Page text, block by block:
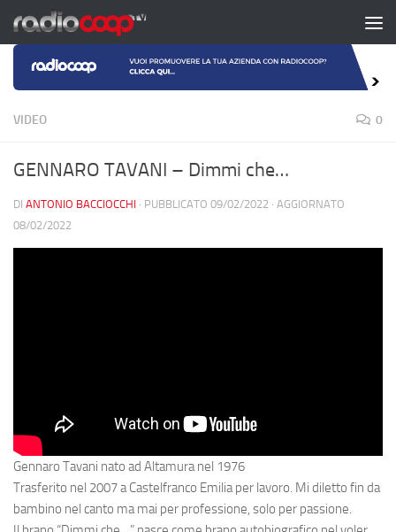
Salta al contenuto
VIDEO 0
GENNARO TAVANI – Dimmi che…
DI ANTONIO BACCIOCCHI · PUBBLICATO 09/02/2022 · AGGIORNATO
08/02/2022
Gennaro Tavani nato ad Altamura nel 1976
Trasferito nel 2007 a Castelfranco Emilia per lavoro. Mi diletto fin da
bambino nel canto ma mai per professione, solo per passione.